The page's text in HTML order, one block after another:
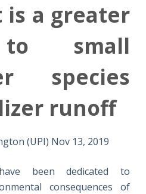
is a greater
small
species
runoff
(UPI) Nov 13, 2019
been dedicated to
consequences of